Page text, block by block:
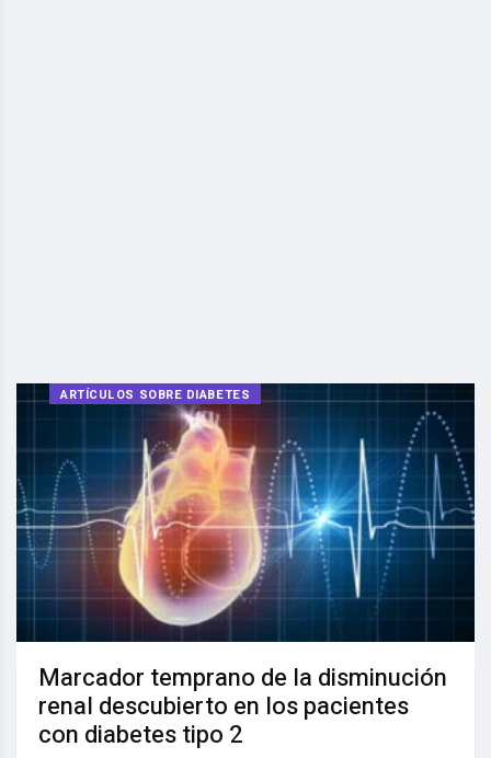
ARTÍCULOS SOBRE DIABETES
Marcador temprano de la disminución
renal descubierto en los pacientes
con diabetes tipo 2